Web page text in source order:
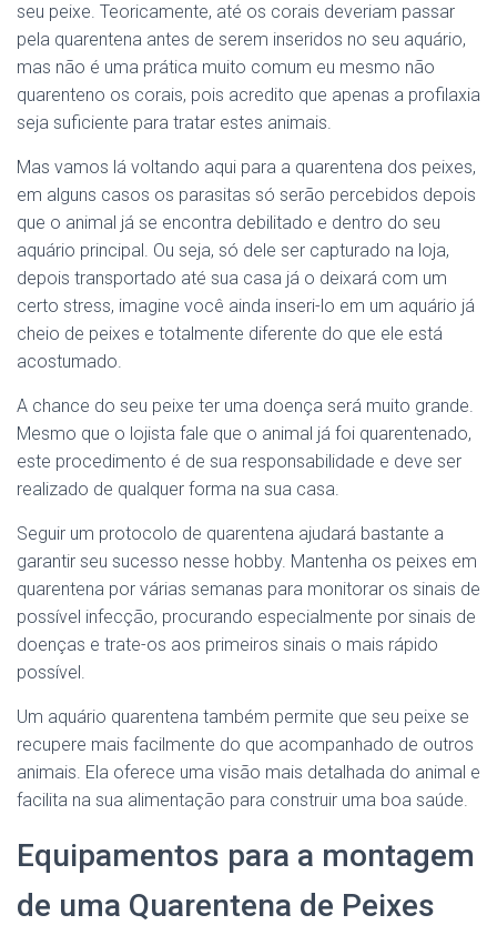
seu peixe. Teoricamente, até os corais deveriam passar
pela quarentena antes de serem inseridos no seu aquário,
mas não é uma prática muito comum eu mesmo não
quarenteno os corais, pois acredito que apenas a profilaxia
seja suficiente para tratar estes animais.
Mas vamos lá voltando aqui para a quarentena dos peixes,
em alguns casos os parasitas só serão percebidos depois
que o animal já se encontra debilitado e dentro do seu
aquário principal. Ou seja, só dele ser capturado na loja,
depois transportado até sua casa já o deixará com um
certo stress, imagine você ainda inseri-lo em um aquário já
cheio de peixes e totalmente diferente do que ele está
acostumado.
A chance do seu peixe ter uma doença será muito grande.
Mesmo que o lojista fale que o animal já foi quarentenado,
este procedimento é de sua responsabilidade e deve ser
realizado de qualquer forma na sua casa.
Seguir um protocolo de quarentena ajudará bastante a
garantir seu sucesso nesse hobby. Mantenha os peixes em
quarentena por várias semanas para monitorar os sinais de
possível infecção, procurando especialmente por sinais de
doenças e trate-os aos primeiros sinais o mais rápido
possível.
Um aquário quarentena também permite que seu peixe se
recupere mais facilmente do que acompanhado de outros
animais. Ela oferece uma visão mais detalhada do animal e
facilita na sua alimentação para construir uma boa saúde.
Equipamentos para a montagem
de uma Quarentena de Peixes